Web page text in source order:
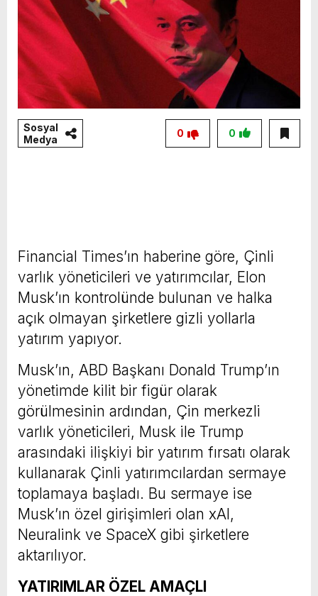
Sosyal
Medya
0
0
Financial Times’ın haberine göre, Çinli
varlık yöneticileri ve yatırımcılar, Elon
Musk’ın kontrolünde bulunan ve halka
açık olmayan şirketlere gizli yollarla
yatırım yapıyor.
Musk’ın, ABD Başkanı Donald Trump’ın
yönetimde kilit bir figür olarak
görülmesinin ardından, Çin merkezli
varlık yöneticileri, Musk ile Trump
arasındaki ilişkiyi bir yatırım fırsatı olarak
kullanarak Çinli yatırımcılardan sermaye
toplamaya başladı. Bu sermaye ise
Musk’ın özel girişimleri olan xAI,
Neuralink ve SpaceX gibi şirketlere
aktarılıyor.
YATIRIMLAR ÖZEL AMAÇLI